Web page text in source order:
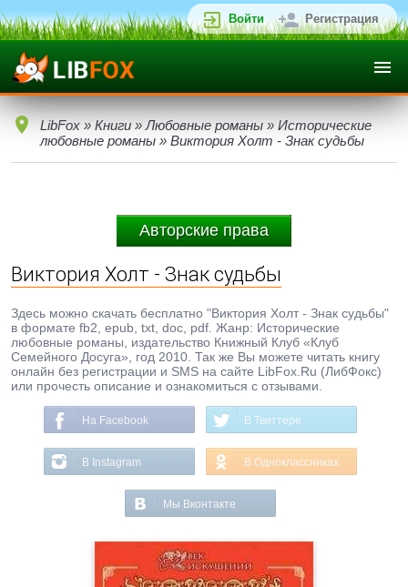
Войти Регистрация
LibFox » Книги » Любовные романы » Исторические
любовные романы » Виктория Холт - Знак судьбы
Авторские права
Виктория Холт - Знак судьбы
Здесь можно скачать бесплатно "Виктория Холт - Знак судьбы"
в формате fb2, epub, txt, doc, pdf. Жанр: Исторические
любовные романы, издательство Книжный Клуб «Клуб
Семейного Досуга», год 2010. Так же Вы можете читать книгу
онлайн без регистрации и SMS на сайте LibFox.Ru (ЛибФокс)
или прочесть описание и ознакомиться с отзывами.
На Facebook В Твиттере
В Instagram В Одноклассниках
Мы Вконтакте